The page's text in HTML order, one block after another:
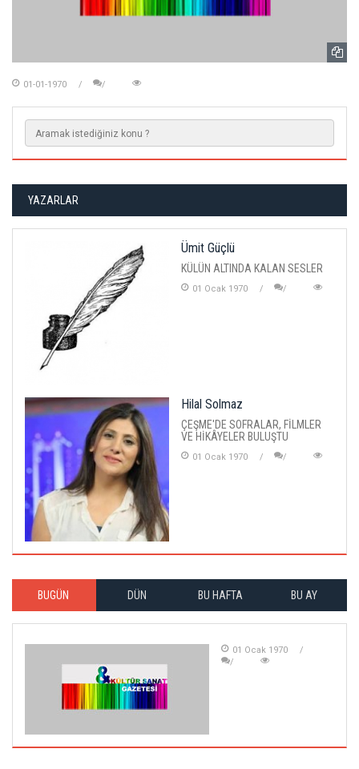
01-01-1970
YAZARLAR
Ümit Güçlü
KÜLÜN ALTINDA KALAN SESLER
01 Ocak 1970
Hilal Solmaz
ÇEŞME'DE SOFRALAR, FİLMLER
VE HİKÂYELER BULUŞTU
01 Ocak 1970
BUGÜN DÜN BU HAFTA BU AY
01 Ocak 1970